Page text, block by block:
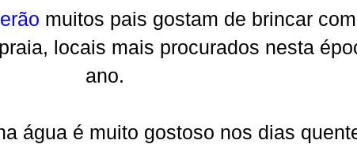
muitos pais gostam de brincar
locais mais procurados nesta
ano.
água é muito gostoso nos dias